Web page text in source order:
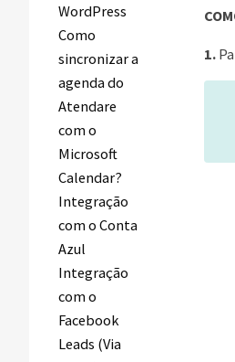
WordPress
Como
sincronizar a
agenda do
Atendare
com o
Microsoft
Calendar?
Integração
com o Conta
Azul
Integração
com o
Facebook
Leads (Via
1.